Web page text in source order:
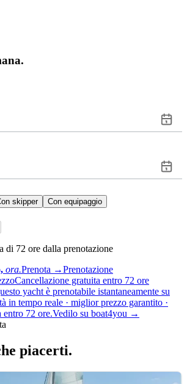
skipper
Con equipaggio
di 72 ore dalla prenotazione
ora.Prenota →Prenotazione
Cancellazione gratuita entro 72 ore
yacht è prenotabile istantaneamente su
in tempo reale · miglior prezzo garantito ·
entro 72 ore.Vedilo su boat4you →
piacerti.